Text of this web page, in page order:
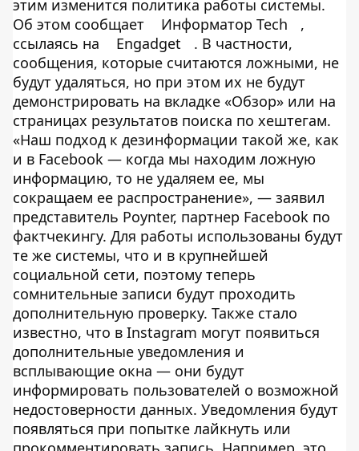
этим изменится политика работы системы.
Об этом сообщает
Информатор Tech
,
ссылаясь на
Engadget
. В частности,
сообщения, которые считаются ложными, не
будут удаляться, но при этом их не будут
демонстрировать на вкладке «Обзор» или на
страницах результатов поиска по хештегам.
«Наш подход к дезинформации такой же, как
и в Facebook — когда мы находим ложную
информацию, то не удаляем ее, мы
сокращаем ее распространение», — заявил
представитель Poynter, партнер Facebook по
фактчекингу. Для работы использованы будут
те же системы, что и в крупнейшей
социальной сети, поэтому теперь
сомнительные записи будут проходить
дополнительную проверку. Также стало
известно, что в Instagram могут появиться
дополнительные уведомления и
всплывающие окна — они будут
информировать пользователей о возможной
недостоверности данных. Уведомления будут
появляться при попытке лайкнуть или